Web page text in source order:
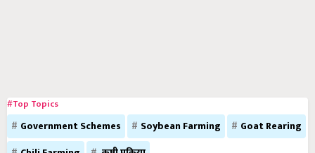
#Top Topics
Government Schemes Soybean Farming
Goat Rearing